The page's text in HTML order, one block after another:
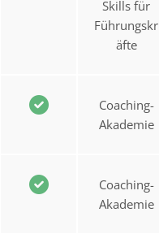
Skills für
Führungskr
äfte
Coaching-
Akademie
Coaching-
Akademie